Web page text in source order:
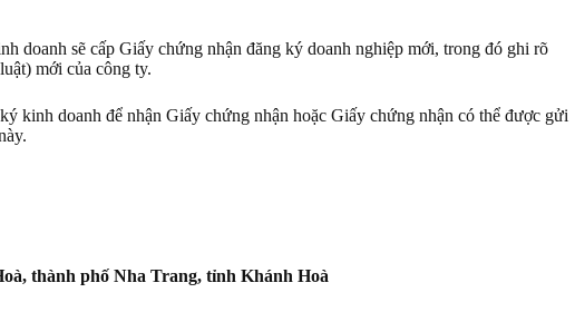
doanh sẽ cấp Giấy chứng nhận đăng ký doanh nghiệp mới, trong đó ghi rõ
mới của công ty.
kinh doanh để nhận Giấy chứng nhận hoặc Giấy chứng nhận có thể được gửi
thành phố Nha Trang, tỉnh Khánh Hoà